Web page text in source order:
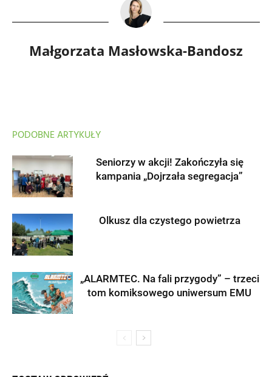
Małgorzata Masłowska-Bandosz
PODOBNE ARTYKUŁY
Seniorzy w akcji! Zakończyła się
kampania „Dojrzała segregacja”
Olkusz dla czystego powietrza
„ALARMTEC. Na fali przygody” – trzeci
tom komiksowego uniwersum EMU